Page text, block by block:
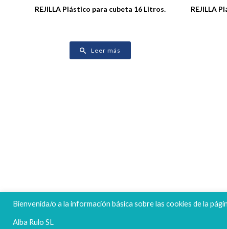
REJILLA Plástico para cubeta 16 Litros.
Leer más
REJILLA
Bienvenida/o a la información básica sobre las cookies de la
Alba Rulo SL